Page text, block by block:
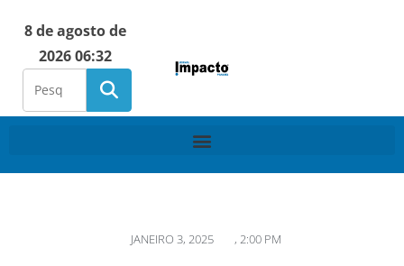
8 de agosto de
2026 06:32
JANEIRO 3, 2025 , 2:00 PM